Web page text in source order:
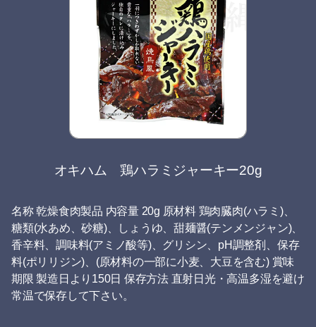
オキハム 鶏ハラミジャーキー20g
名称 乾燥食肉製品 内容量 20g 原材料 鶏肉臓肉(ハラミ)、
糖類(水あめ、砂糖)、しょうゆ、甜麺醤(テンメンジャン)、
香辛料、調味料(アミノ酸等)、グリシン、pH調整剤、保存
料(ポリリジン)、(原材料の一部に小麦、大豆を含む) 賞味
期限 製造日より150日 保存方法 直射日光・高温多湿を避け
常温で保存して下さい。